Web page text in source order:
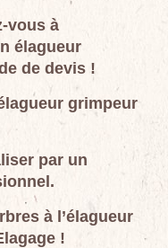
vous à
élagueur
de devis !
grimpeur
par un
à l’élagueur
!